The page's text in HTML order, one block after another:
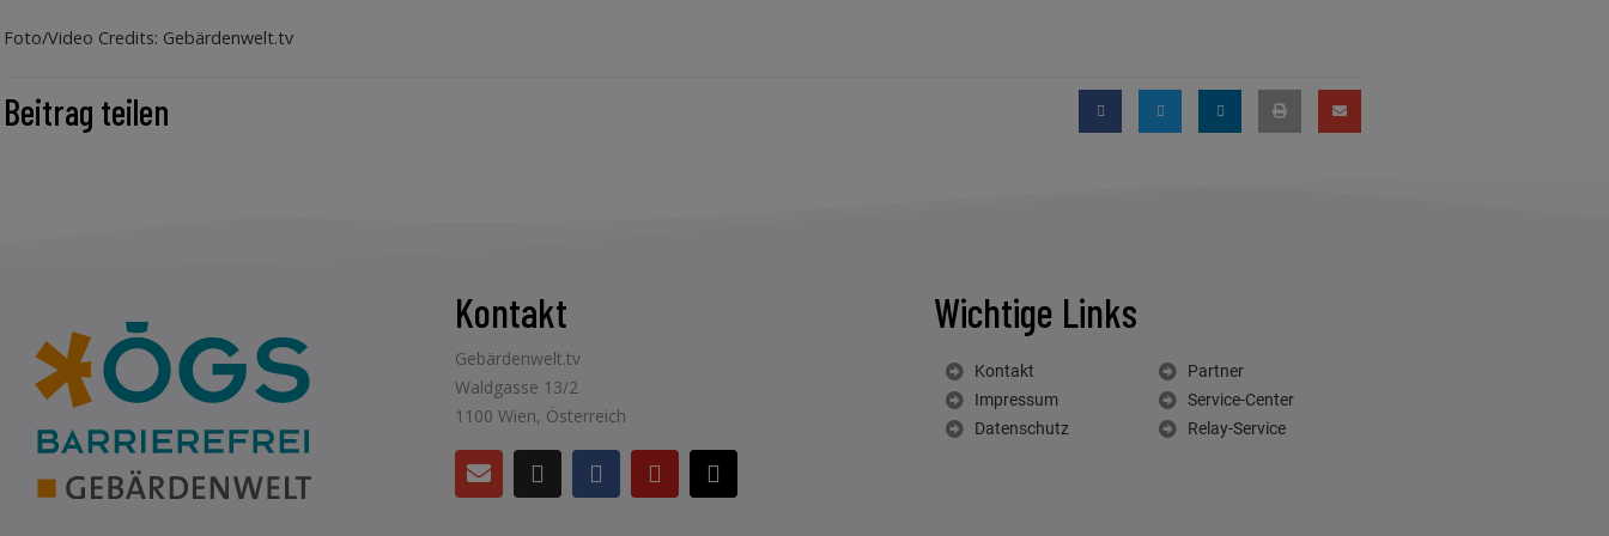
Foto/Video Credits: Gebärdenwelt.tv
Beitrag teilen
Kontakt
Gebärdenwelt.tv
Waldgasse 13/2
1100 Wien, Österreich
Wichtige Links
Kontakt
Impressum
Datenschutz
Partner
Service-Center
Relay-Service